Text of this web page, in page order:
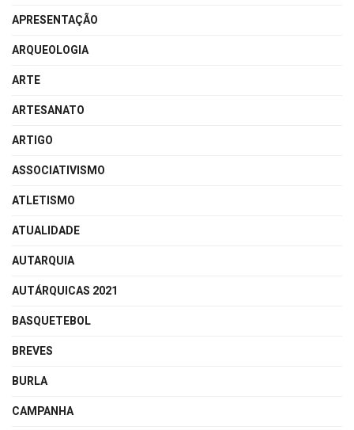
APRESENTAÇÃO
ARQUEOLOGIA
ARTE
ARTESANATO
ARTIGO
ASSOCIATIVISMO
ATLETISMO
ATUALIDADE
AUTARQUIA
AUTÁRQUICAS 2021
BASQUETEBOL
BREVES
BURLA
CAMPANHA